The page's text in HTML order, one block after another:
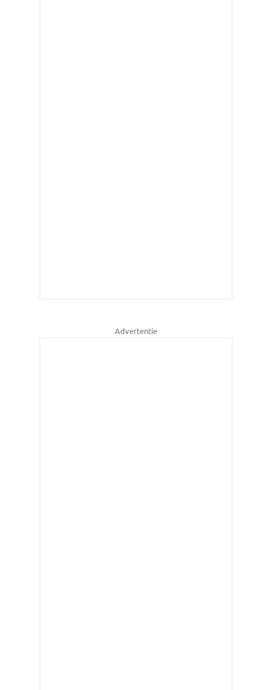
Advertentie